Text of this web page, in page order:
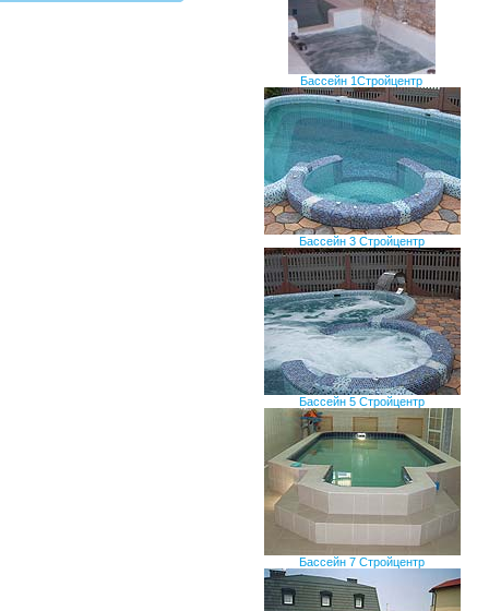
Бассейн 1Стройцентр
Бассейн 3 Стройцентр
Бассейн 5 Стройцентр
Бассейн 7 Стройцентр